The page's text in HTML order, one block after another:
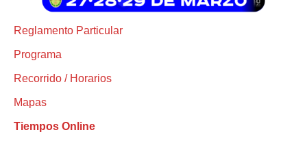
Reglamento Particular
Programa
Recorrido / Horarios
Mapas
Tiempos Online